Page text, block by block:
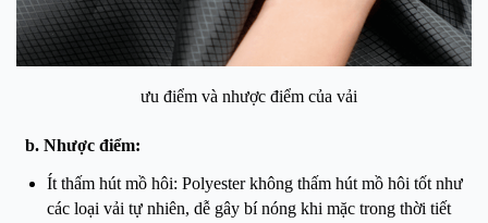
ưu điểm và nhược điểm của vải
b. Nhược điểm:
Ít thấm hút mồ hôi: Polyester không thấm hút mồ hôi tốt như
các loại vải tự nhiên, dễ gây bí nóng khi mặc trong thời tiết